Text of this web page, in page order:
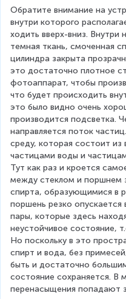
Обратите внимание на
внутри которого
ходить вверх-вниз.
темная ткань, смоченная
цилиндра закрыта
это достаточно плотное
фотоаппарат, чтобы
что будет происходить
это было видно очень
производится подсветка.
направляется поток
среду, которая состоит из
частицами воды и
Тут как раз и кроется
между стеклом и поршнем
спирта, образующимися в
поршень резко опускается
пары, которые здесь
неустойчивое состояние,
Но поскольку в это
спирт и вода, без
быть и достаточно
состояние сохраняется. В
перенасыщения попадают